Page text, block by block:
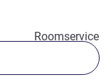
Roomservice